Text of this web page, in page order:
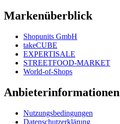
Markenüberblick
Shopunits GmbH
takeCUBE
EXPERTISALE
STREETFOOD-MARKET
World-of-Shops
Anbieterinformationen
Nutzungsbedingungen
Datenschutzerklärung